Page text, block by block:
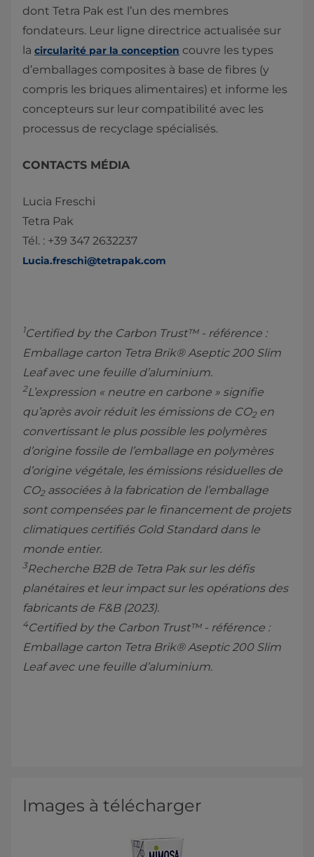
dont Tetra Pak est l’un des membres
fondateurs. Leur ligne directrice actualisée sur
la circularité par la conception couvre les types
d’emballages composites à base de fibres (y
compris les briques alimentaires) et informe les
concepteurs sur leur compatibilité avec les
processus de recyclage spécialisés.
CONTACTS MÉDIA
Lucia Freschi
Tetra Pak
Tél. : +39 347 2632237
Lucia.freschi@tetrapak.com
1Certified by the Carbon Trust™ - référence :
Emballage carton Tetra Brik® Aseptic 200 Slim
Leaf avec une feuille d’aluminium.
2L’expression « neutre en carbone » signifie
qu’après avoir réduit les émissions de CO2en
convertissant le plus possible les polymères
d’origine fossile de l’emballage en polymères
d’origine végétale, les émissions résiduelles de
CO2associées à la fabrication de l’emballage
sont compensées par le financement de projets
climatiques certifiés Gold Standard dans le
monde entier.
3Recherche B2B de Tetra Pak sur les défis
planétaires et leur impact sur les opérations des
fabricants de F&B (2023).
4Certified by the Carbon Trust™ - référence :
Emballage carton Tetra Brik® Aseptic 200 Slim
Leaf avec une feuille d’aluminium.
Images à télécharger